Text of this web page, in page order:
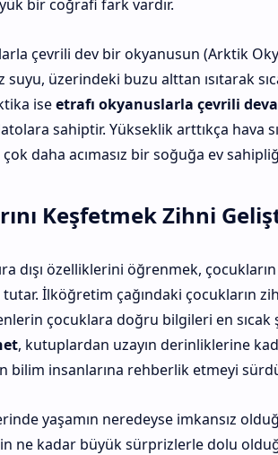
bir coğrafi fark vardır.
çevrili dev bir okyanusun (Arktik
üzerindeki buzu alttan ısıtarak
iseetrafı okyanuslarla çevrili
sahiptir. Yükseklik arttıkça hava
daha acımasız bir soğuğa ev
Keşfetmek Zihni
dışı özelliklerini öğrenmek,
tutar. İlköğretim çağındaki çocukların
çocuklara doğru bilgileri en sıcak
, kutuplardan uzayın derinliklerine
bilim insanlarına rehberlik etmeyi
yaşamın neredeyse imkansız
ne kadar büyük sürprizlerle dolu